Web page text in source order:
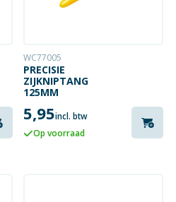
WC77005
PRECISIE
ZIJKNIPTANG
125MM
5,95incl. btw
Op voorraad